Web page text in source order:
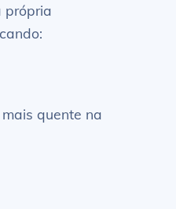
própria
quente na